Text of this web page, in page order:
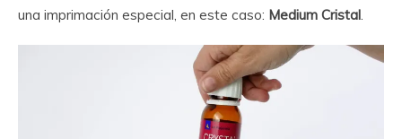
una imprimación especial, en este caso: Medium Cristal.